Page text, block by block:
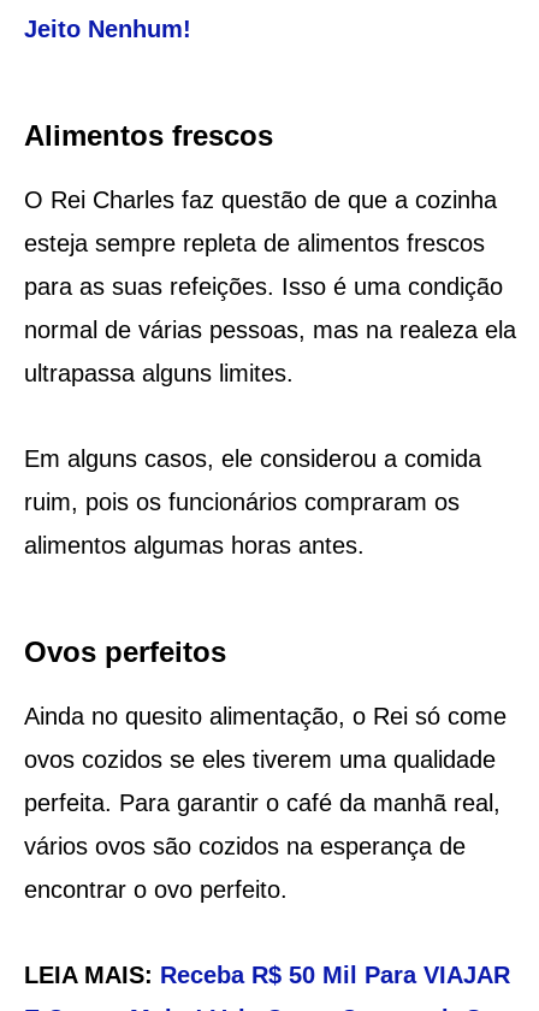
Jeito Nenhum!
Alimentos frescos
O Rei Charles faz questão de que a cozinha
esteja sempre repleta de alimentos frescos
para as suas refeições. Isso é uma condição
normal de várias pessoas, mas na realeza ela
ultrapassa alguns limites.
Em alguns casos, ele considerou a comida
ruim, pois os funcionários compraram os
alimentos algumas horas antes.
Ovos perfeitos
Ainda no quesito alimentação, o Rei só come
ovos cozidos se eles tiverem uma qualidade
perfeita. Para garantir o café da manhã real,
vários ovos são cozidos na esperança de
encontrar o ovo perfeito.
LEIA MAIS: Receba R$ 50 Mil Para VIAJAR